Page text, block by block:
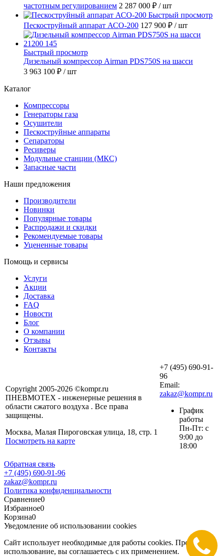
частотным регулированием 2 287 000 ₽ / шт
Быстрый просмотр
Пескоструйный аппарат АСО-200 127 900 ₽ / шт
Быстрый просмотр
Дизельный компрессор Airman PDS750S на шасси
3 963 100 ₽ / шт
Каталог
Компрессоры
Генераторы газа
Осушители
Пескоструйные аппараты
Сепараторы
Ресиверы
Модульные станции (МКС)
Запасные части
Наши предложения
Производители
Новинки
Популярные товары
Распродажи и скидки
Рекомендуемые товары
Уцененные товары
Помощь и сервисы
Услуги
Акции
Доставка
FAQ
Новости
Блог
О компании
Отзывы
Контакты
Copyright 2005-2026 ©kompr.ru
ПНЕВМОТЕХ - инженерные решения в
области сжатого воздуха . Все права
защищены.
Москва, Малая Пироговская улица, 18, стр. 1
Посмотреть на карте
+7 (495) 690-91-
96
Email:
zakaz@kompr.ru
График
работы
Пн-Пт: с
9:00 до
18:00
Обратная связь
+7 (495) 690-91-96
zakaz@kompr.ru
Политика конфиденциальности
Сравнение0
Избранное0
Корзина0
Уведомление об использовании cookies
Сайт использует необходимые для работы cookies. Продолжая
использование, вы соглашаетесь с их применением.